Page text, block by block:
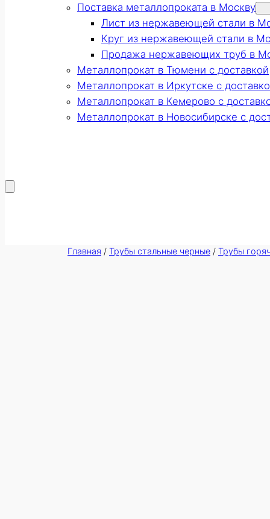
Поставка металлопроката в Москву
Лист из нержавеющей стали в
Круг из нержавеющей стали в
Продажа нержавеющих труб в
Металлопрокат в Тюмени с доставкой
Металлопрокат в Иркутске с
Металлопрокат в Кемерово с
Металлопрокат в Новосибирске с
Главная / Трубы стальные черные / Трубы